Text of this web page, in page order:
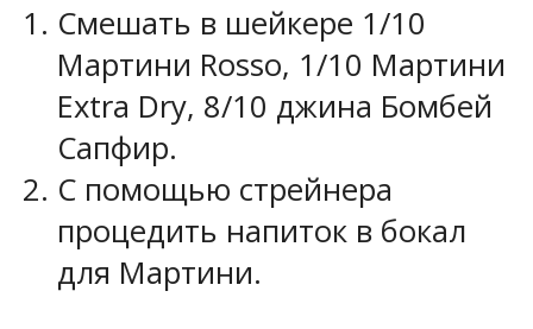
Смешать в шейкере 1/10
Мартини Rosso, 1/10 Мартини
Extra Dry, 8/10 джина Бомбей
Сапфир.
С помощью стрейнера
процедить напиток в бокал
для Мартини.